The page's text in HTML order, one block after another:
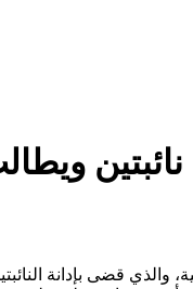
قضى بإدانة